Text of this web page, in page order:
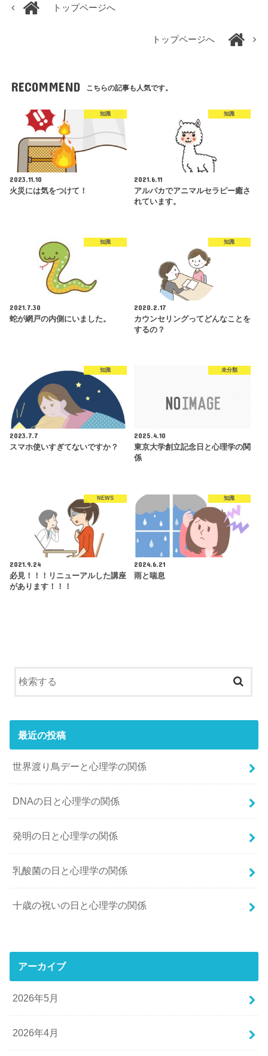
トップページへ
トップページへ
RECOMMEND こちらの記事も人気です。
知識
2023.11.10
火災には気をつけて！
知識
2021.6.11
アルパカでアニマルセラピー癒さ
れています。
知識
2021.7.30
蛇が網戸の内側にいました。
知識
2020.2.17
カウンセリングってどんなことを
するの？
知識
2023.7.7
スマホ使いすぎてないですか？
未分類
2025.4.10
東京大学創立記念日と心理学の関
係
NEWS
2021.9.24
必見！！！リニューアルした講座
があります！！！
知識
2024.6.21
雨と喘息
最近の投稿
世界渡り鳥デーと心理学の関係
DNAの日と心理学の関係
発明の日と心理学の関係
乳酸菌の日と心理学の関係
十歳の祝いの日と心理学の関係
アーカイブ
2026年5月
2026年4月